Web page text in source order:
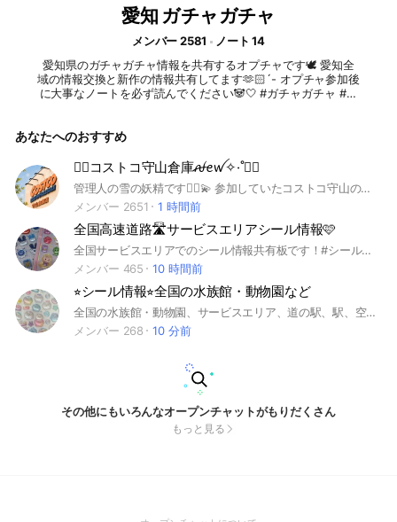
愛知 ガチャガチャ
メンバー 2581
ノート 14
愛知県のガチャガチャ情報を共有するオプチャです🕊 愛知全
域の情報交換と新作の情報共有してます🫶🏻´- オプチャ参加後
に大事なノートを必ず読んでください🐼🤍 #ガチャガチャ #ガ
あなたへのおすすめ
🧚‍♀️コストコ守山倉庫ꫛꫀꪝ✧‧˚🧚‍♀️
管理人の雪の妖精です🧚‍♀️💫 参加していたコストコ守山のオプチャが突然閉鎖されたため 急遽立ち上げました！ 写真🆗（顔は隠してください）楽しくお話ししながら情報の共有を出来る部屋になったらいいなと思います。お気軽にご参加ください。 #コストコ #コストコ守山
メンバー 2651
1 時間前
全国高速道路🛣️サービスエリアシール情報🩷
全国サービスエリアでのシール情報共有板です！#シール #ボンボンドロップシール #シル活 #シルパト
メンバー 465
10 時間前
⭐︎シール情報⭐︎全国の水族館・動物園など
全国の水族館・動物園、サービスエリア、道の駅、駅、空港、地域限定などのシール情報をお願いします！ 情報待ちの方はいなくてみなさん活発に動いているので有益な情報が毎日多数です。
メンバー 268
10 分前
その他にもいろんなオープンチャットがもりだくさん
もっと見る